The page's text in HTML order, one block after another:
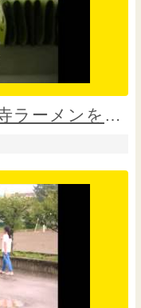
ミッションイモム 安養寺ラーメンを探せ